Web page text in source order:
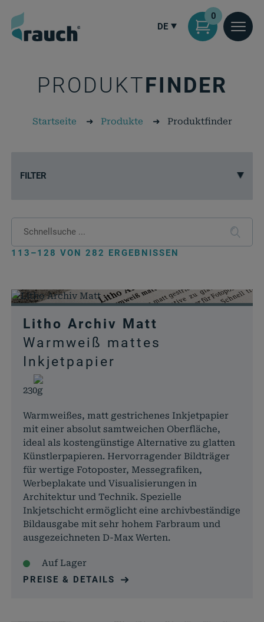
DE
0
PRODUKTFINDER
Startseite ➜ Produkte ➜ Produktfinder
FILTER
113–128 VON 282 ERGEBNISSEN
Litho Archiv Matt
Warmweiß mattes
Inkjetpapier
230g
Warmweißes, matt gestrichenes Inkjetpapier
mit einer absolut samtweichen Oberfläche,
ideal als kostengünstige Alternative zu glatten
Künstlerpapieren. Hervorragender Bildträger
für wertige Fotoposter, Messegrafiken,
Werbeplakate und Visualisierungen in
Architektur und Technik. Spezielle
Inkjetschicht ermöglicht eine archivbeständige
Bildausgabe mit sehr hohem Farbraum und
ausgezeichneten D-Max Werten.
Auf Lager
PREISE & DETAILS